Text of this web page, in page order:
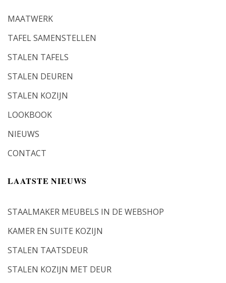
MAATWERK
TAFEL SAMENSTELLEN
STALEN TAFELS
STALEN DEUREN
STALEN KOZIJN
LOOKBOOK
NIEUWS
CONTACT
LAATSTE NIEUWS
STAALMAKER MEUBELS IN DE WEBSHOP
KAMER EN SUITE KOZIJN
STALEN TAATSDEUR
STALEN KOZIJN MET DEUR